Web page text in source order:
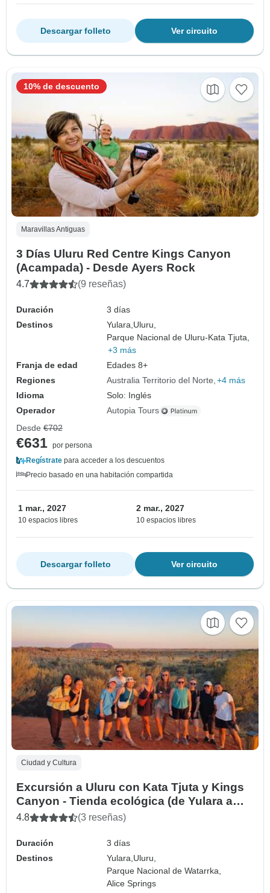
Ver circuito
Descargar folleto
Maravillas Antiguas
3 Días Uluru Red Centre Kings Canyon
(Acampada) - Desde Ayers Rock
4.7 (9 reseñas)
Duración
3 días
Destinos
Yulara, Uluru,
Parque Nacional de Uluru-Kata Tjuta,
+3 más
Franja de edad
Edades 8+
Regiones
Australia Territorio del Norte +4 más
Idioma
Solo: Inglés
Operador
Autopia Tours
10% de descuento
Desde €702
€631 por persona
Regístrate para acceder a los descuentos
Precio basado en una habitación compartida
1 mar., 2027
10 espacios libres
2 mar., 2027
10 espacios libres
Ver circuito
Descargar folleto
Ciudad y Cultura
Excursión a Uluru con Kata Tjuta y Kings
Canyon - Tienda ecológica (de Yulara a
Alice Springs)
4.8 (3 reseñas)
Duración
3 días
Destinos
Yulara, Uluru,
Parque Nacional de Watarrka,
Alice Springs